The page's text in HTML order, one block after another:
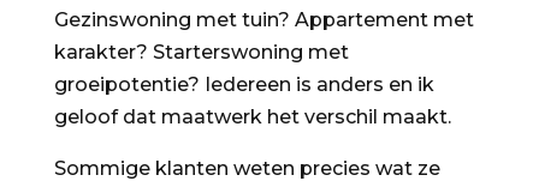
Gezinswoning met tuin? Appartement met
karakter? Starterswoning met
groeipotentie? Iedereen is anders en ik
geloof dat maatwerk het verschil maakt.
Sommige klanten weten precies wat ze